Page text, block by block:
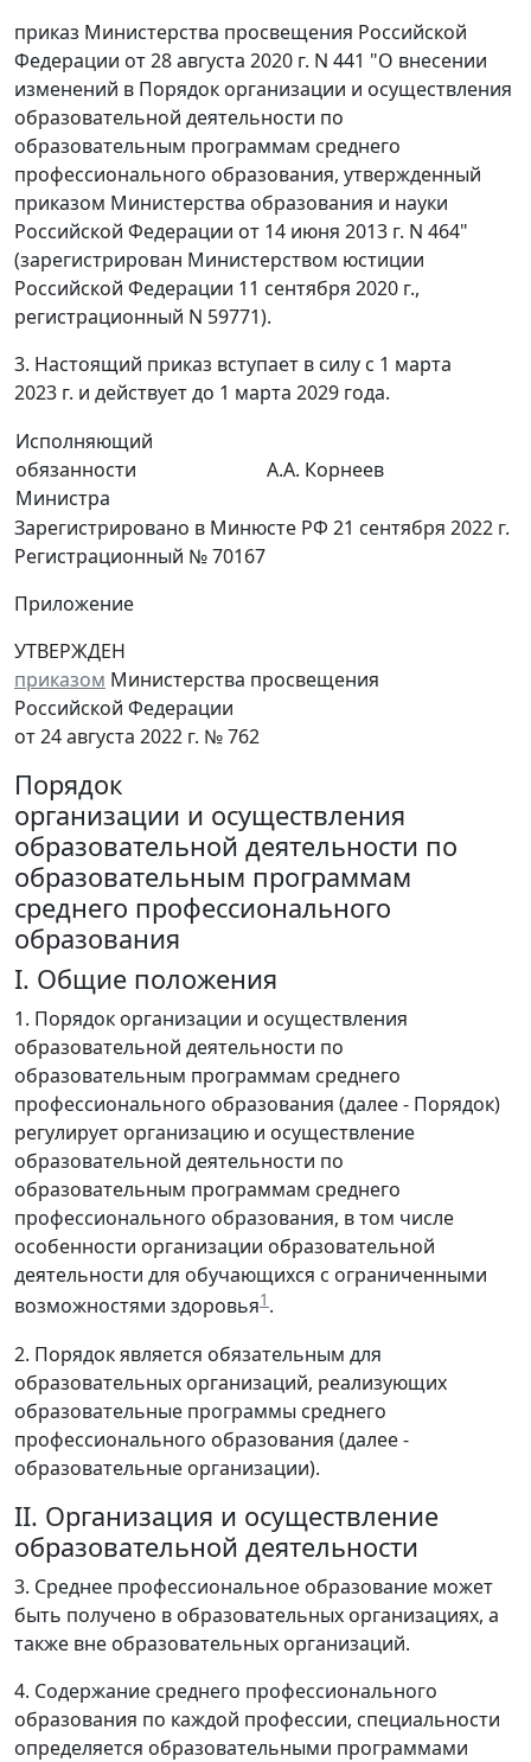
приказ Министерства просвещения Российской
Федерации от 28 августа 2020 г. N 441 "О внесении
изменений в Порядок организации и осуществления
образовательной деятельности по
образовательным программам среднего
профессионального образования, утвержденный
приказом Министерства образования и науки
Российской Федерации от 14 июня 2013 г. N 464"
(зарегистрирован Министерством юстиции
Российской Федерации 11 сентября 2020 г.,
регистрационный N 59771).
3. Настоящий приказ вступает в силу с 1 марта
2023 г. и действует до 1 марта 2029 года.
Исполняющий
обязанности
Министра
А.А. Корнеев
Зарегистрировано в Минюсте РФ 21 сентября 2022 г.
Регистрационный № 70167
Приложение
УТВЕРЖДЕН
приказом Министерства просвещения
Российской Федерации
от 24 августа 2022 г. № 762
Порядок
организации и осуществления
образовательной деятельности по
образовательным программам
среднего профессионального
образования
I. Общие положения
1. Порядок организации и осуществления
образовательной деятельности по
образовательным программам среднего
профессионального образования (далее - Порядок)
регулирует организацию и осуществление
образовательной деятельности по
образовательным программам среднего
профессионального образования, в том числе
особенности организации образовательной
деятельности для обучающихся с ограниченными
возможностями здоровья1 .
2. Порядок является обязательным для
образовательных организаций, реализующих
образовательные программы среднего
профессионального образования (далее -
образовательные организации).
II. Организация и осуществление
образовательной деятельности
3. Среднее профессиональное образование может
быть получено в образовательных организациях, а
также вне образовательных организаций.
4. Содержание среднего профессионального
образования по каждой профессии, специальности
определяется образовательными программами